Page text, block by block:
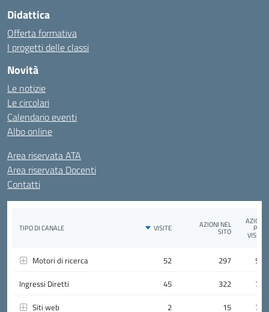
Didattica
Offerta formativa
I progetti delle classi
Novità
Le notizie
Le circolari
Calendario eventi
Albo online
Area riservata ATA
Area riservata Docenti
Contatti